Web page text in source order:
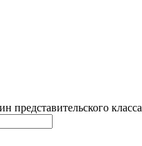
представительского класса